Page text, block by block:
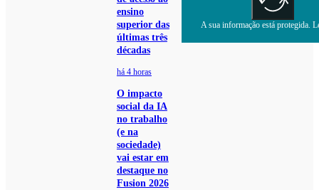
ensino
superior das
últimas três
décadas
há 4 horas
O impacto
social da IA
no trabalho
(e na
sociedade)
vai estar em
destaque no
Fusion 2026
A sua informação está protegida.